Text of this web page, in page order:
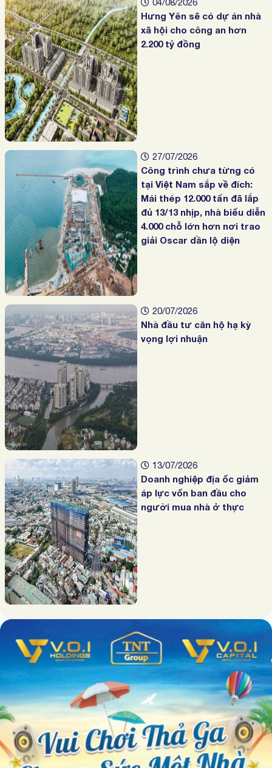
Hưng Yên sẽ có dự án nhà
xã hội cho công an hơn
2.200 tỷ đồng
27/07/2026
Công trình chưa từng có
tại Việt Nam sắp về đích:
Mái thép 12.000 tấn đã lắp
đủ 13/13 nhịp, nhà biểu diễn
4.000 chỗ lớn hơn nơi trao
giải Oscar dần lộ diện
20/07/2026
Nhà đầu tư căn hộ hạ kỳ
vọng lợi nhuận
13/07/2026
Doanh nghiệp địa ốc giảm
áp lực vốn ban đầu cho
người mua nhà ở thực